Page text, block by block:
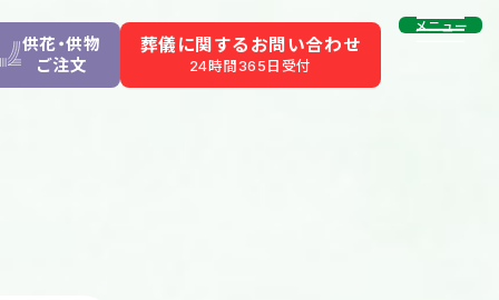
供花・供物
ご注文
葬儀に関するお問い合わせ
24時間365日受付
メニュー